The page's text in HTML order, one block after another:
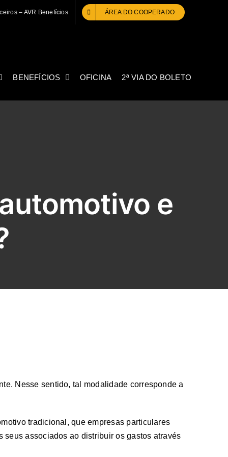
– AVR Benefícios ÁREA DO COOPERADO
BENEFÍCIOS OFICINA 2ª VIA DO BOLETO
e
Nesse sentido, tal modalidade corresponde a
tradicional,​ que empresas particulares
seus associados ao distribuir os gastos através